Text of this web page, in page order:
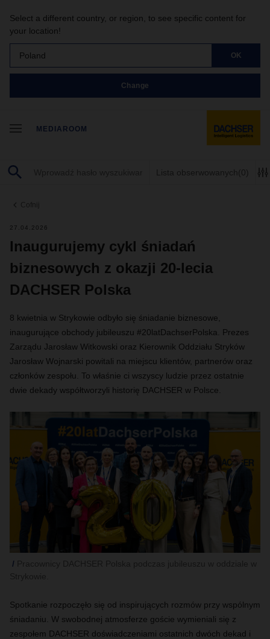
Select a different country, or region, to see specific content for
your location!
Poland OK
Change
MEDIAROOM
Lista obserwowanych (0)
Cofnij
27.04.2026
Inaugurujemy cykl śniadań
biznesowych z okazji 20-lecia
DACHSER Polska
8 kwietnia w Strykowie odbyło się śniadanie biznesowe,
inaugurujące obchody jubileuszu #20latDachserPolska. Prezes
Zarządu Jarosław Witkowski oraz Kierownik Oddziału Stryków
Jarosław Wojnarski powitali na miejscu klientów, partnerów oraz
członków zespołu. To właśnie ci wszyscy ludzie przez ostatnie
dwie dekady współtworzyli historię DACHSER w Polsce.
Spotkanie rozpoczęło się od inspirujących rozmów przy wspólnym
śniadaniu. W swobodnej atmosferze goście wymieniali się z
zespołem DACHSER doświadczeniami ostatnich dwóch dekad i